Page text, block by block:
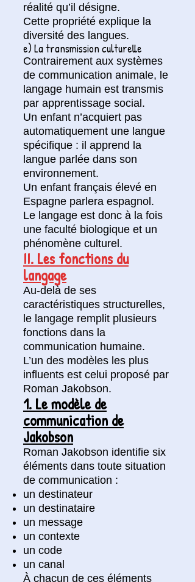
réalité qu’il désigne.
Cette propriété explique la
diversité des langues.
e) La transmission culturelle
Contrairement aux systèmes
de communication animale, le
langage humain est transmis
par apprentissage social.
Un enfant n’acquiert pas
automatiquement une langue
spécifique : il apprend la
langue parlée dans son
environnement.
Un enfant français élevé en
Espagne parlera espagnol.
Le langage est donc à la fois
une faculté biologique et un
phénomène culturel.
II. Les fonctions du
langage
Au-delà de ses
caractéristiques structurelles,
le langage remplit plusieurs
fonctions dans la
communication humaine.
L’un des modèles les plus
influents est celui proposé par
Roman Jakobson.
1. Le modèle de
communication de
Jakobson
Roman Jakobson identifie six
éléments dans toute situation
de communication :
un destinateur
un destinataire
un message
un contexte
un code
un canal
À chacun de ces éléments